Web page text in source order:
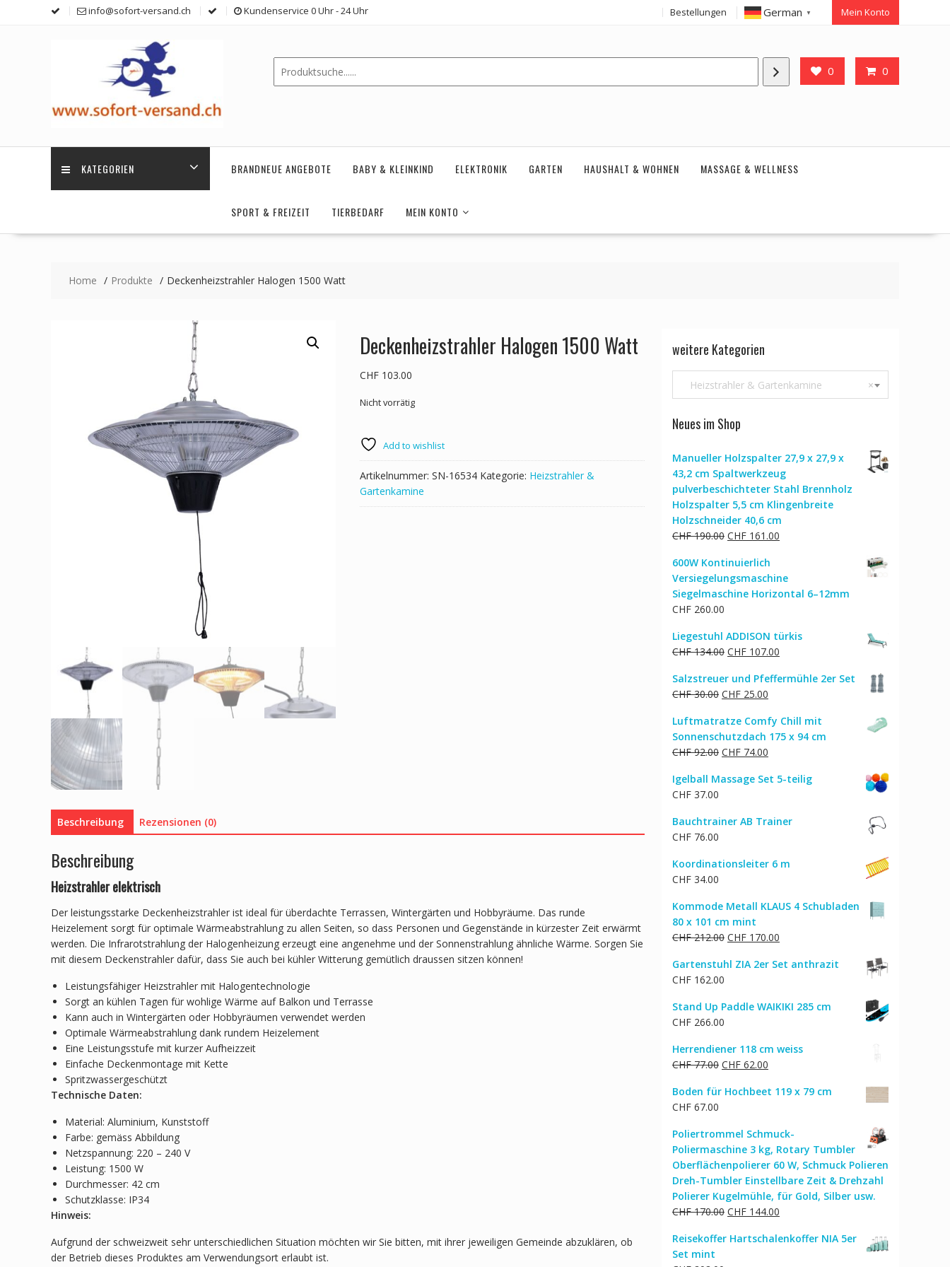
info@sofort-versand.ch Kundenservice 0 Uhr - 24 Uhr Bestellungen German ▼ Mein Konto
0 0
KATEGORIEN BRANDNEUE ANGEBOTE BABY & KLEINKIND ELEKTRONIK GARTEN HAUSHALT & WOHNEN MASSAGE & WELLNESS
SPORT & FREIZEIT TIERBEDARF MEIN KONTO
Home Produkte Deckenheizstrahler Halogen 1500 Watt
Deckenheizstrahler Halogen 1500 Watt
CHF103.00
Nicht vorrätig
Add to wishlist
Artikelnummer: SN-16534 Kategorie: Heizstrahler &
Gartenkamine
Beschreibung Rezensionen (0)
Beschreibung
Heizstrahler elektrisch
Der leistungsstarke Deckenheizstrahler ist ideal für überdachte Terrassen, Wintergärten und Hobbyräume. Das runde
Heizelement sorgt für optimale Wärmeabstrahlung zu allen Seiten, so dass Personen und Gegenstände in kürzester Zeit erwärmt
werden. Die Infrarotstrahlung der Halogenheizung erzeugt eine angenehme und der Sonnenstrahlung ähnliche Wärme. Sorgen Sie
mit diesem Deckenstrahler dafür, dass Sie auch bei kühler Witterung gemütlich draussen sitzen können!
Leistungsfähiger Heizstrahler mit Halogentechnologie
Sorgt an kühlen Tagen für wohlige Wärme auf Balkon und Terrasse
Kann auch in Wintergärten oder Hobbyräumen verwendet werden
Optimale Wärmeabstrahlung dank rundem Heizelement
Eine Leistungsstufe mit kurzer Aufheizzeit
Einfache Deckenmontage mit Kette
Spritzwassergeschützt
Technische Daten:
Material: Aluminium, Kunststoff
Farbe: gemäss Abbildung
Netzspannung: 220 – 240 V
Leistung: 1500 W
Durchmesser: 42 cm
Schutzklasse: IP34
Hinweis:
Aufgrund der schweizweit sehr unterschiedlichen Situation möchten wir Sie bitten, mit ihrer jeweiligen Gemeinde abzuklären, ob
der Betrieb dieses Produktes am Verwendungsort erlaubt ist.
weitere Kategorien
×
Heizstrahler & Gartenkamine
Neues im Shop
Manueller Holzspalter 27,9 x 27,9 x
43,2 cm Spaltwerkzeug
pulverbeschichteter Stahl Brennholz
Holzspalter 5,5 cm Klingenbreite
Holzschneider 40,6 cm
CHF190.00 Ursprünglicher
war:
CHF 190.00
CHF 161.00
CHF 161.00.
600W Kontinuierlich
Versiegelungsmaschine
Siegelmaschine Horizontal 6–12mm
CHF 260.00
Liegestuhl ADDISON türkis
CHF134.00 Ursprünglicher
war:
CHF 134.00
CHF 107.00
ist:
Salzstreuer und Pfeffermühle 2er Set
CHF30.00 Ursprünglicher
war:
CHF 30.00
CHF 25.00
ist:
CHF 25.00.
Luftmatratze Comfy Chill mit
Sonnenschutzdach 175 x 94 cm
CHF92.00 Ursprünglicher
war:
CHF 74.00
ist:
Igelball Massage Set 5-teilig
CHF 37.00
Bauchtrainer AB Trainer
CHF 76.00
Koordinationsleiter 6 m
CHF 34.00
Kommode Metall KLAUS 4 Schubladen
80 x 101 cm mint
CHF212.00 Ursprünglicher
war:
CHF 170.00
ist:
Gartenstuhl ZIA 2er Set anthrazit
CHF 162.00
Stand Up Paddle WAIKIKI 285 cm
CHF 266.00
Herrendiener 118 cm weiss
CHF77.00 Ursprünglicher
war:
CHF 62.00
ist:
Boden für Hochbeet 119 x 79 cm
CHF 67.00
Poliertrommel Schmuck-
Poliermaschine 3 kg, Rotary Tumbler
Oberflächenpolierer 60 W, Schmuck Polieren
Dreh-Tumbler Einstellbare Zeit & Drehzahl
Polierer Kugelmühle, für Gold, Silber usw.
CHF170.00 Ursprünglicher
war:
CHF 144.00
ist:
Reisekoffer Hartschalenkoffer NIA 5er
Set mint